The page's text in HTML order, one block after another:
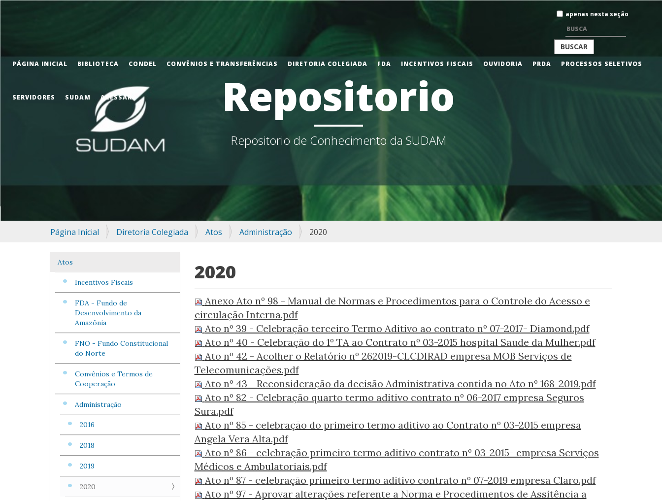
Repositorio
Repositorio de Conhecimento da SUDAM
Busca
apenas nesta seção
BUSCA
PÁGINA INICIAL BIBLIOTECA CONDEL CONVÊNIOS E TRANSFERÊNCIAS DIRETORIA COLEGIADA FDA INCENTIVOS FISCAIS OUVIDORIA PRDA PROCESSOS SELETIVOS
SERVIDORES SUDAM ACESSAR
Você
está
Página Inicial Diretoria Colegiada Atos Administração 2020
Navegação
Atos
Incentivos Fiscais
FDA - Fundo de
Desenvolvimento da
Amazônia
FNO - Fundo Constitucional
do Norte
Convênios e Termos de
Cooperação
Administração
2016
2018
2019
2020
2020
Anexo Ato nº 98 - Manual de Normas e Procedimentos para o Controle do Acesso e
circulação Interna.pdf
Ato nº 39 - Celebração terceiro Termo Aditivo ao contrato nº 07-2017- Diamond.pdf
Ato nº 40 - Celebração do 1º TA ao Contrato nº 03-2015 hospital Saude da Mulher.pdf
Ato nº 42 - Acolher o Relatório nº 262019-CLCDIRAD empresa MOB Serviços de
Telecomunicações.pdf
Ato nº 43 - Reconsideração da decisão Administrativa contida no Ato nº 168-2019.pdf
Ato nº 82 - Celebração quarto termo aditivo contrato nº 06-2017 empresa Seguros
Sura.pdf
Ato nº 85 - celebração do primeiro termo aditivo ao Contrato nº 03-2015 empresa
Angela Vera Alta.pdf
Ato nº 86 - celebração primeiro termo aditivo contrato nº 03-2015- empresa Serviços
Médicos e Ambulatoriais.pdf
Ato nº 87 - celebração primeiro termo aditivo contrato nº 07-2019 empresa Claro.pdf
Ato nº 97 - Aprovar alterações referente a Norma e Procedimentos de Assitência a